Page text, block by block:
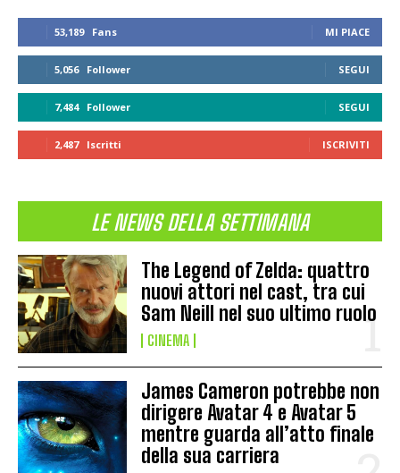
53,189 Fans MI PIACE
5,056 Follower SEGUI
7,484 Follower SEGUI
2,487 Iscritti ISCRIVITI
LE NEWS DELLA SETTIMANA
The Legend of Zelda: quattro
nuovi attori nel cast, tra cui
Sam Neill nel suo ultimo ruolo
CINEMA
James Cameron potrebbe non
dirigere Avatar 4 e Avatar 5
mentre guarda all’atto finale
della sua carriera